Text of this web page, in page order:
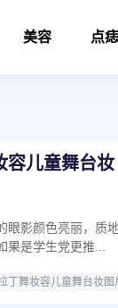
美容 点
容儿童舞台妆
影颜色亮丽，质
是学生党更推...
丁舞妆容儿童舞台妆图